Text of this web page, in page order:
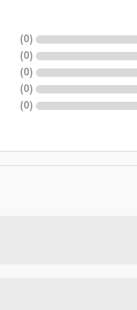
(
0
)
(
0
)
(
0
)
(
0
)
(
0
)